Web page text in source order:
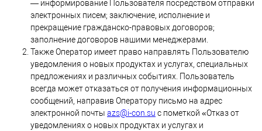
— информирование Пользователя посредством отправки
электронных писем; заключение, исполнение и
прекращение гражданско-правовых договоров;
заполнение договоров нашими менеджерами.
Также Оператор имеет право направлять Пользователю
уведомления о новых продуктах и услугах, специальных
предложениях и различных событиях. Пользователь
всегда может отказаться от получения информационных
сообщений, направив Оператору письмо на адрес
электронной почты azs@i-con.su с пометкой «Отказ от
уведомлениях о новых продуктах и услугах и